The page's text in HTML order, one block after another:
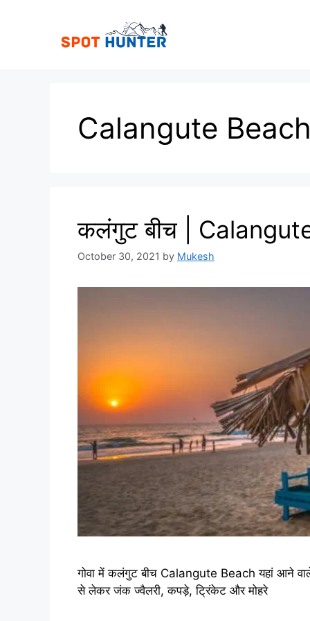
Calangute Beach
कलंगुट बीच |
October 30, 2021 by Mukesh
गोवा में कलंगुट बीच Calangute Beach यहां आने
से लेकर जंक ज्वैलरी, कपड़े, ट्रिंकेट और मोहरे